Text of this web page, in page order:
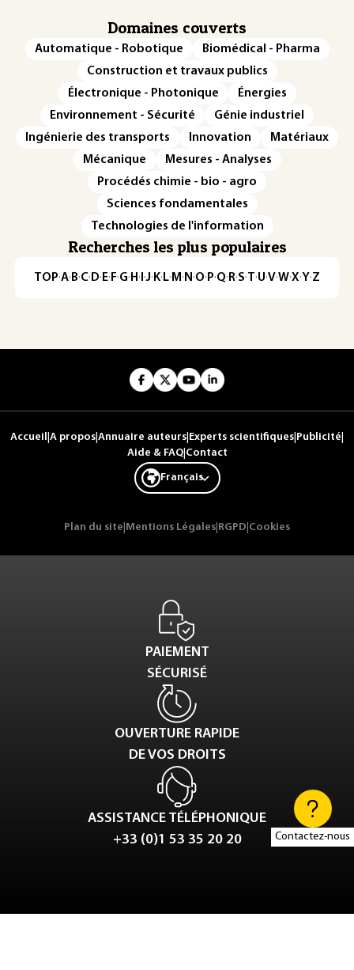
Contactez-nous
Domaines couverts
Automatique - Robotique
Biomédical - Pharma
Construction et travaux publics
Électronique - Photonique
Énergies
Environnement - Sécurité
Génie industriel
Ingénierie des transports
Innovation
Matériaux
Mécanique
Mesures - Analyses
Procédés chimie - bio - agro
Sciences fondamentales
Technologies de l'information
Recherches les plus populaires
TOP·A·B·C· D· E· F·G· H · ·J· K· L· M · N ·O· P·Q· R·S·T·U·V·W·X·Y·Z
Accueil A propos Annuaire auteurs Experts scientifiques Publicité
Aide & FAQ| Contact
Français
Plan du site Mentions Légales RGPD Cookies
PAIEMENT
SÉCURISÉ
OUVERTURE RAPIDE
DE VOS DROITS
ASSISTANCE TÉLÉPHONIQUE
+33 (0)1 53 35 20 20